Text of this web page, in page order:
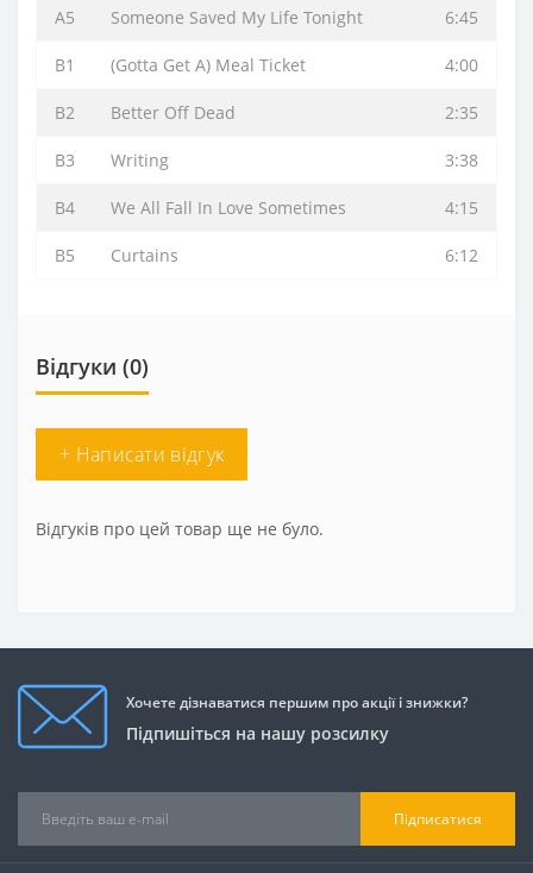
A5 Someone Saved My Life Tonight 6:45
B1 (Gotta Get A) Meal Ticket 4:00
B2 Better Off Dead 2:35
B3 Writing 3:38
B4 We All Fall In Love Sometimes 4:15
B5 Curtains 6:12
Відгуки (0)
+ Написати відгук
Відгуків про цей товар ще не було.
Хочете дізнаватися першим про акції і знижки?
Підпишіться на нашу розсилку
Підписатися